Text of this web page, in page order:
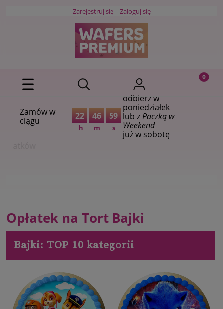
Zarejestruj się Zaloguj się
Zamów w
ciągu
22
h
46
m
57
s
odbierz w
poniedziałek
lub zPaczką w
Weekend
już w sobotę
Opłatek na Tort Bajki
Bajki: TOP 10 kategorii